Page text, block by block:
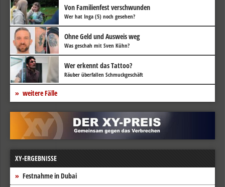
Von Familienfest verschwunden
Wer hat Inga (5) noch gesehen?
Ohne Geld und Ausweis weg
Was geschah mit Sven Kühn?
Wer erkennt das Tattoo?
Räuber überfallen Schmuckgeschäft
weitere Fälle
XY-ERGEBNISSE
Festnahme in Dubai